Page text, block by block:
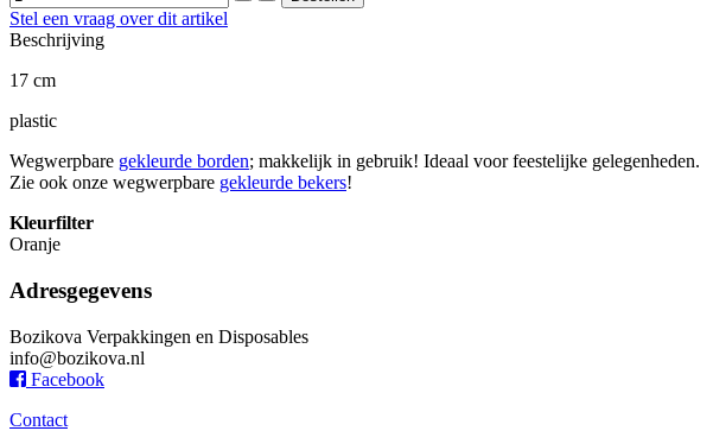
Stel een vraag over dit artikel
Beschrijving
17 cm
plastic
Wegwerpbare gekleurde borden; makkelijk in gebruik! Ideaal voor feestelijke gelegenheden.
Zie ook onze wegwerpbare gekleurde bekers!
Kleurfilter
Oranje
Adresgegevens
Bozikova Verpakkingen en Disposables
info@bozikova.nl
Facebook
Contact